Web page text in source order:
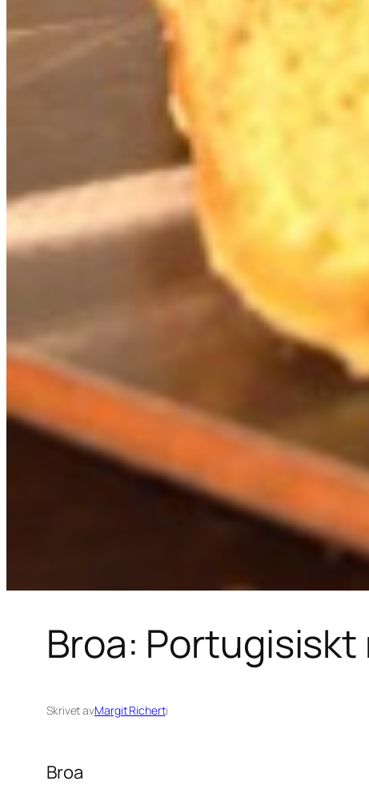
Broa: Portugisiskt
Skrivet avMargit Richerti
Broa